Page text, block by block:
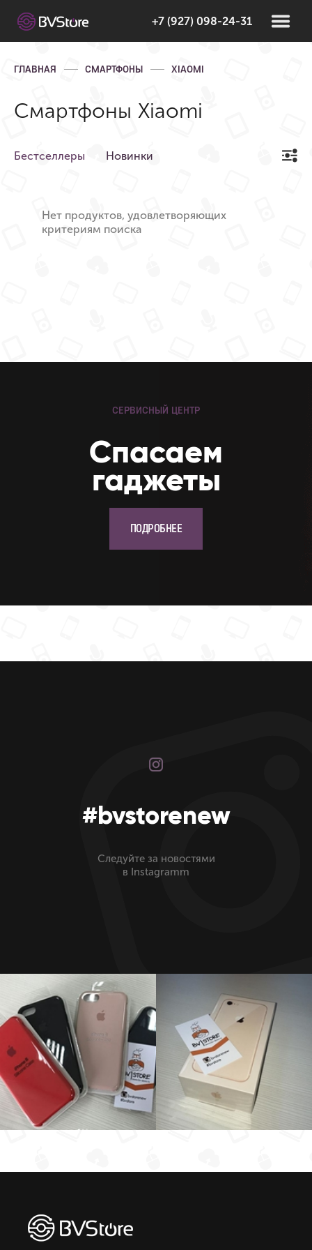
+7 (927) 098-24-31
ГЛАВНАЯ СМАРТФОНЫ XIAOMI
Смартфоны Xiaomi
Бестселлеры Новинки
Нет продуктов, удовлетворяющих
критериям поиска
СЕРВИСНЫЙ ЦЕНТР
Cпасаем
гаджеты
ПОДРОБНЕЕ
#bvstorenew
Следуйте за новостями
в Instagramm